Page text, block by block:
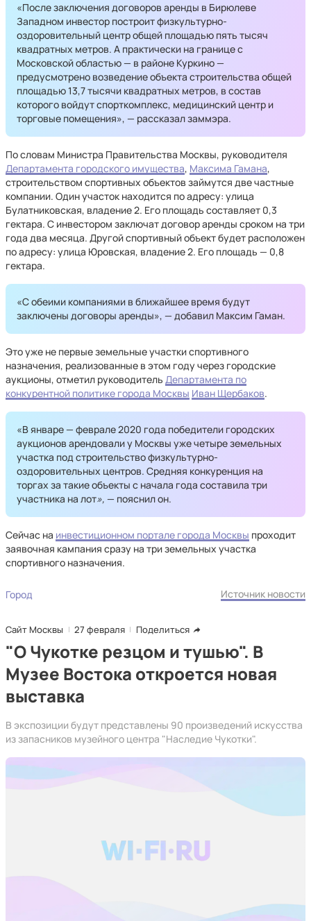
«После заключения договоров аренды в Бирюлеве
Западном инвестор построит физкультурно-
оздоровительный центр общей площадью пять тысяч
квадратных метров. А практически на границе с
Московской областью — в районе Куркино —
предусмотрено возведение объекта строительства общей
площадью 13,7 тысячи квадратных метров, в состав
которого войдут спорткомплекс, медицинский центр и
торговые помещения», — рассказал заммэра.
По словам Министра Правительства Москвы, руководителя
Департамента городского имущества, Максима Гамана,
строительством спортивных объектов займутся две частные
компании. Один участок находится по адресу: улица
Булатниковская, владение 2. Его площадь составляет 0,3
гектара. С инвестором заключат договор аренды сроком на три
года два месяца. Другой спортивный объект будет расположен
по адресу: улица Юровская, владение 2. Его площадь — 0,8
гектара.
«С обеими компаниями в ближайшее время будут
заключены договоры аренды», — добавил Максим Гаман.
Это уже не первые земельные участки спортивного
назначения, реализованные в этом году через городские
аукционы, отметил руководитель Департамента по
конкурентной политике города Москвы Иван Щербаков.
«В январе — феврале 2020 года победители городских
аукционов арендовали у Москвы уже четыре земельных
участка под строительство физкультурно-
оздоровительных центров. Средняя конкуренция на
торгах за такие объекты с начала года составила три
участника на лот», — пояснил он.
Сейчас на инвестиционном портале города Москвы проходит
заявочная кампания сразу на три земельных участка
спортивного назначения.
Город Источник новости
Сайт Москвы 27 февраля Поделиться
"О Чукотке резцом и тушью". В
Музее Востока откроется новая
выставка
В экспозиции будут представлены 90 произведений искусства
из запасников музейного центра "Наследие Чукотки".